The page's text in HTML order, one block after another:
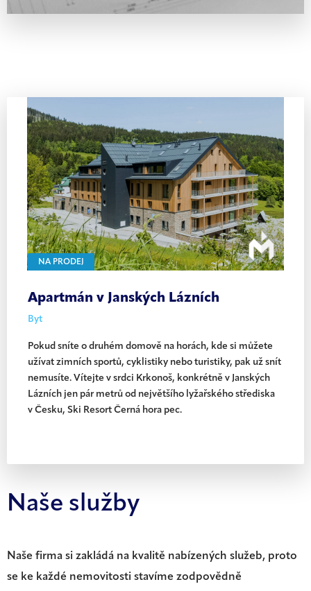
NA PRODEJ
Apartmán v Janských Lázních
Byt
Pokud sníte o druhém domově na horách, kde si můžete
užívat zimních sportů, cyklistiky nebo turistiky, pak už snít
nemusíte. Vítejte v srdci Krkonoš, konkrétně v Janských
Lázních jen pár metrů od největšího lyžařského střediska
v Česku, Ski Resort Černá hora pec.
Naše služby
Naše firma si zakládá na kvalitě nabízených služeb, proto
se ke každé nemovitosti stavíme zodpovědně